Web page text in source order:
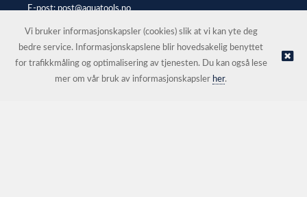
E-post:post@aquatools.no
© Aquatools As |Nettbutikk levert av Kréatif
Vi bruker informasjonskapsler (cookies) slik at vi kan yte deg
bedre service. Informasjonskapslene blir hovedsakelig benyttet
for trafikkmåling og optimalisering av tjenesten. Du kan også lese
mer om vår bruk av informasjonskapsler her.